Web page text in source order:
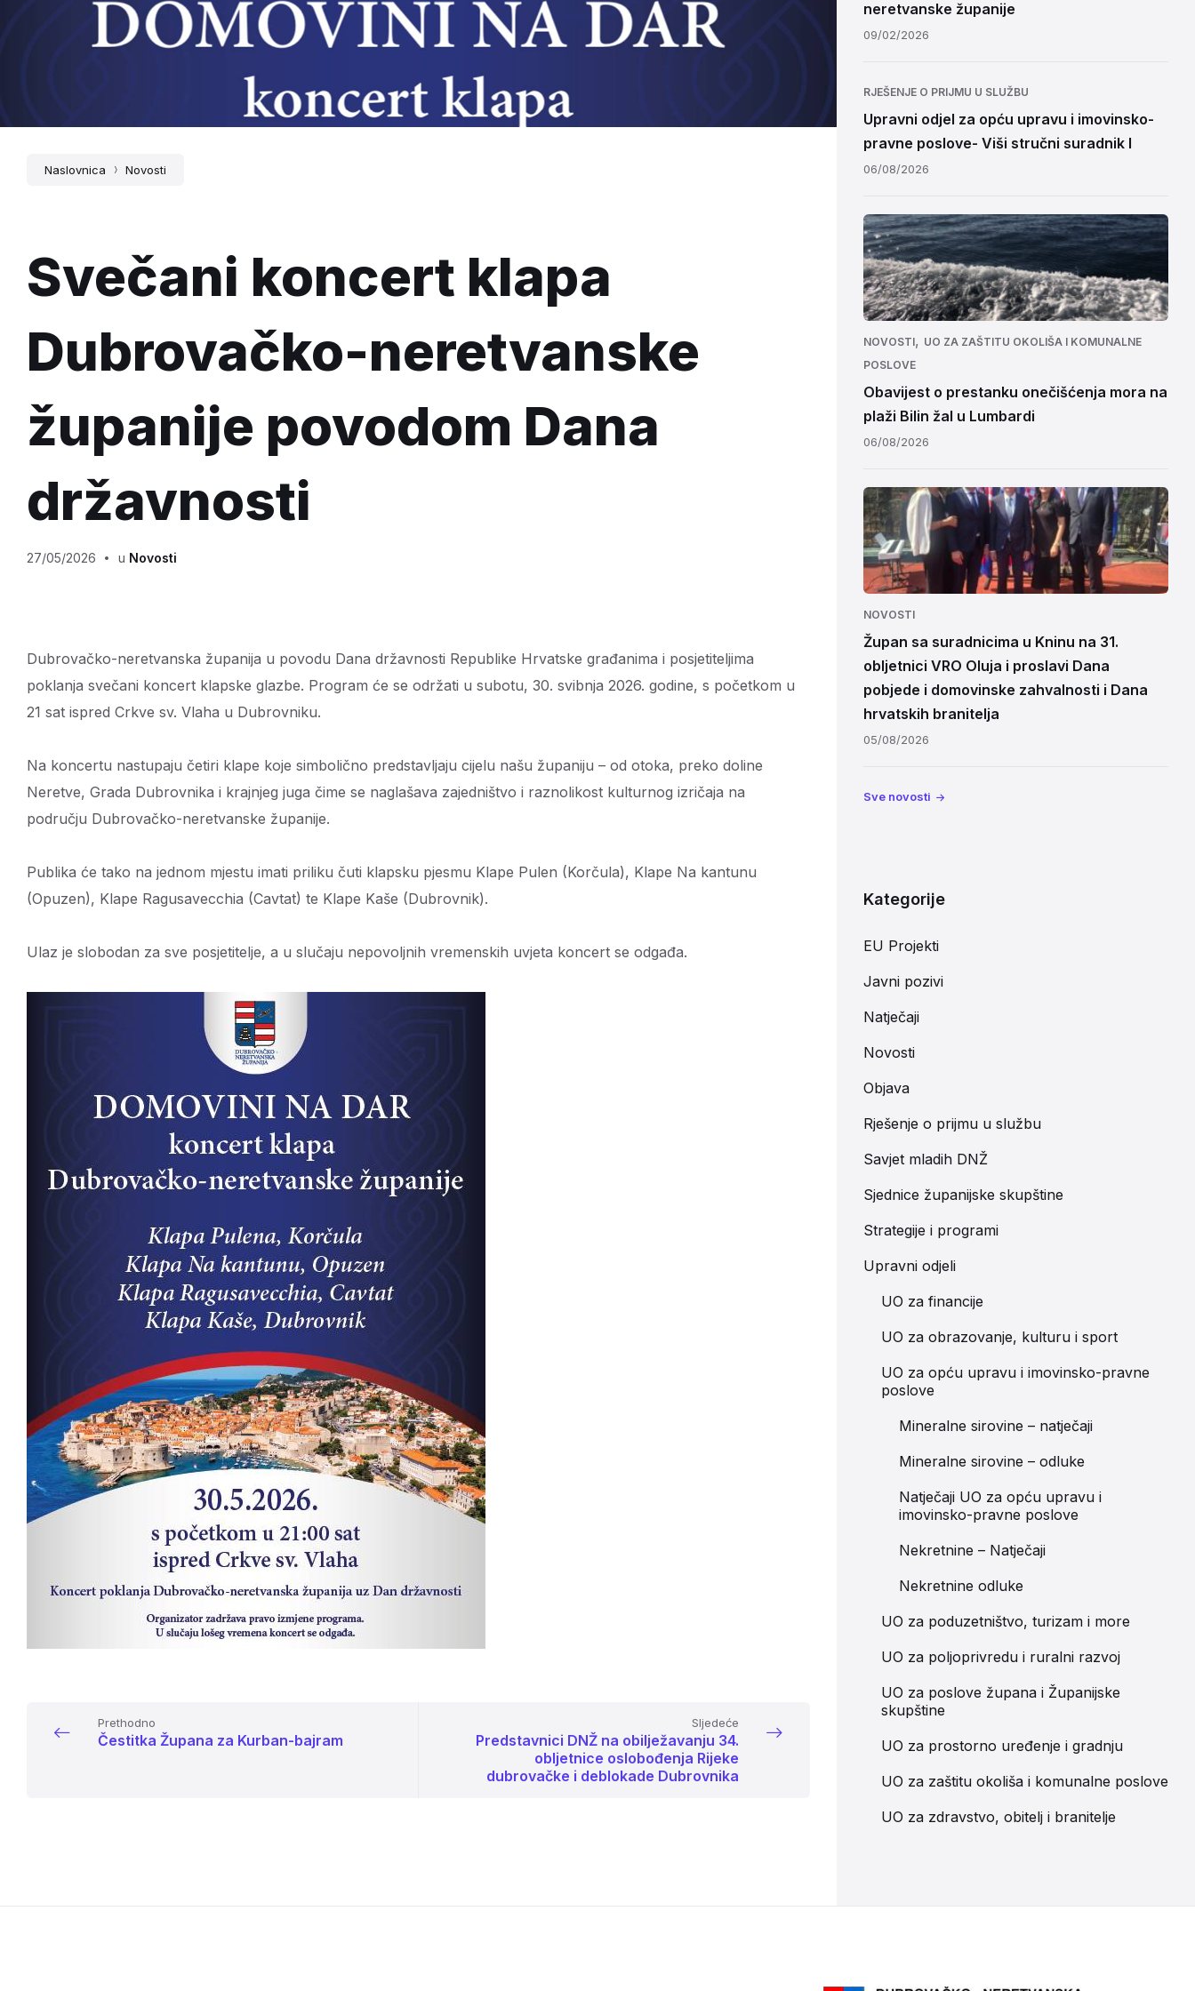
Naslovnica Novosti
Svečani koncert klapa
Dubrovačko-neretvanske
županije povodom Dana
državnosti
27/05/2026 u Novosti
Dubrovačko-neretvanska županija u povodu Dana državnosti Republike Hrvatske građanima i posjetiteljima
poklanja svečani koncert klapske glazbe. Program će se održati u subotu, 30. svibnja 2026. godine, s početkom u
21 sat ispred Crkve sv. Vlaha u Dubrovniku.
Na koncertu nastupaju četiri klape koje simbolično predstavljaju cijelu našu županiju – od otoka, preko doline
Neretve, Grada Dubrovnika i krajnjeg juga čime se naglašava zajedništvo i raznolikost kulturnog izričaja na
području Dubrovačko-neretvanske županije.
Publika će tako na jednom mjestu imati priliku čuti klapsku pjesmu Klape Pulen (Korčula), Klape Na kantunu
(Opuzen), Klape Ragusavecchia (Cavtat) te Klape Kaše (Dubrovnik).
Ulaz je slobodan za sve posjetitelje, a u slučaju nepovoljnih vremenskih uvjeta koncert se odgađa.
Prethodno
Čestitka Župana za Kurban-bajram
Sljedeće
Predstavnici DNŽ na obilježavanju 34.
obljetnice oslobođenja Rijeke
dubrovačke i deblokade Dubrovnika
neretvanske županije
09/02/2026
RJEŠENJE O PRIJMU U SLUŽBU
Upravni odjel za opću upravu i imovinsko-
pravne poslove- Viši stručni suradnik I
06/08/2026
NOVOSTI, UO ZA ZAŠTITU OKOLIŠA I KOMUNALNE
POSLOVE
Obavijest o prestanku onečišćenja mora na
plaži Bilin žal u Lumbardi
06/08/2026
NOVOSTI
Župan sa suradnicima u Kninu na 31.
obljetnici VRO Oluja i proslavi Dana
pobjede i domovinske zahvalnosti i Dana
hrvatskih branitelja
05/08/2026
Sve novosti
Kategorije
EU Projekti
Javni pozivi
Natječaji
Novosti
Objava
Rješenje o prijmu u službu
Savjet mladih DNŽ
Sjednice županijske skupštine
Strategije i programi
Upravni odjeli
UO za financije
UO za obrazovanje, kulturu i sport
UO za opću upravu i imovinsko-pravne
poslove
Mineralne sirovine – natječaji
Mineralne sirovine – odluke
Natječaji UO za opću upravu i
imovinsko-pravne poslove
Nekretnine – Natječaji
Nekretnine odluke
UO za poduzetništvo, turizam i more
UO za poljoprivredu i ruralni razvoj
UO za poslove župana i Županijske
skupštine
UO za prostorno uređenje i gradnju
UO za zaštitu okoliša i komunalne poslove
UO za zdravstvo, obitelj i branitelje